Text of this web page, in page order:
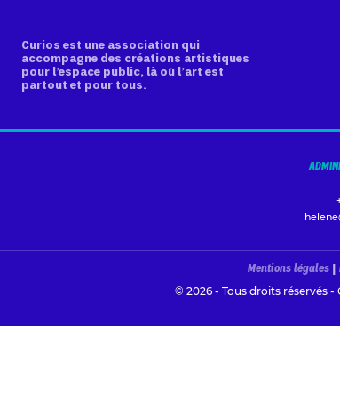
Curios est une association qui
accompagne des créations artistiques
pour l’espace public, là où l’art est
partout et pour tous.
Mentions légales |
© 2026 - Tous droits réservés